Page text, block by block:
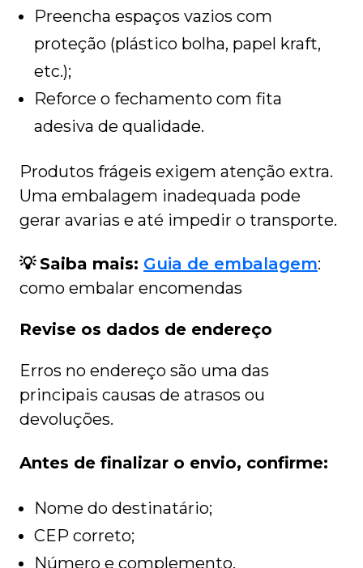
Preencha espaços vazios com
proteção (plástico bolha, papel kraft,
etc.);
Reforce o fechamento com fita
adesiva de qualidade.
Produtos frágeis exigem atenção extra.
Uma embalagem inadequada pode
gerar avarias e até impedir o transporte.
💡 Saiba mais: Guia de embalagem:
como embalar encomendas
Revise os dados de endereço
Erros no endereço são uma das
principais causas de atrasos ou
devoluções.
Antes de finalizar o envio, confirme:
Nome do destinatário;
CEP correto;
Número e complemento.